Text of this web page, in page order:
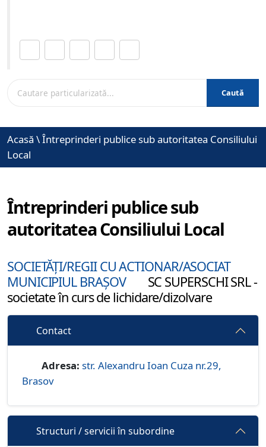
Caută
Acasă \Întreprinderi publice sub autoritatea Consiliului
Local
Întreprinderi publice sub
autoritatea Consiliului Local
SOCIETĂȚI/REGII CU ACTIONAR/ASOCIAT
MUNICIPIUL BRAȘOV
SC SUPERSCHI SRL -
societate în curs de lichidare/dizolvare
Contact
Adresa: str. Alexandru Ioan Cuza nr.29,
Brasov
Structuri / servicii în subordine